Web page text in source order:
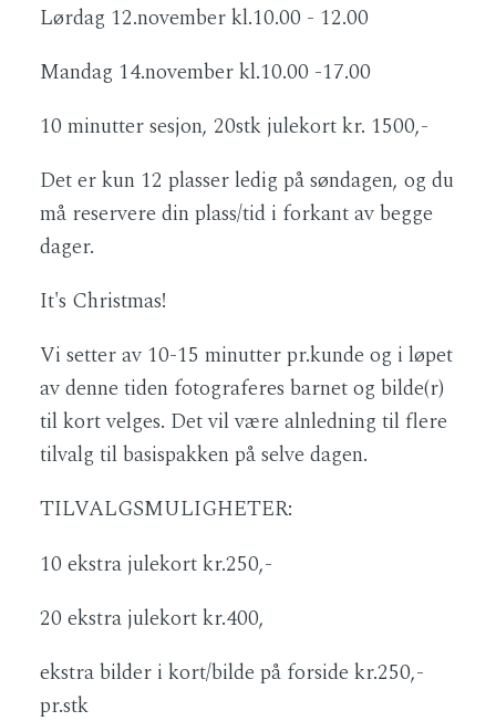
Lørdag 12.november kl.10.00 - 12.00
Mandag 14.november kl.10.00 -17.00
10 minutter sesjon, 20stk julekort kr. 1500,-
Det er kun 12 plasser ledig på søndagen, og du
må reservere din plass/tid i forkant av begge
dager.
It's Christmas!
Vi setter av 10-15 minutter pr.kunde og i løpet
av denne tiden fotograferes barnet og bilde(r)
til kort velges. Det vil være alnledning til flere
tilvalg til basispakken på selve dagen.
TILVALGSMULIGHETER:
10 ekstra julekort kr.250,-
20 ekstra julekort kr.400,
ekstra bilder i kort/bilde på forside kr.250,-
pr.stk